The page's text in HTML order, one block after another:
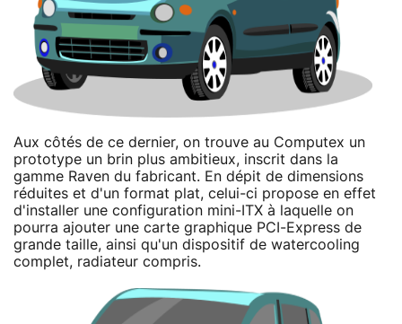
Aux côtés de ce dernier, on trouve au Computex un
prototype un brin plus ambitieux, inscrit dans la
gamme Raven du fabricant. En dépit de dimensions
réduites et d'un format plat, celui-ci propose en effet
d'installer une configuration mini-ITX à laquelle on
pourra ajouter une carte graphique PCI-Express de
grande taille, ainsi qu'un dispositif de watercooling
complet, radiateur compris.